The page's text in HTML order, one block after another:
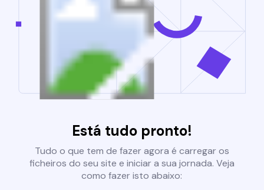
Está tudo pronto!
Tudo o que tem de fazer agora é carregar os
ficheiros do seu site e iniciar a sua jornada. Veja
como fazer isto abaixo: